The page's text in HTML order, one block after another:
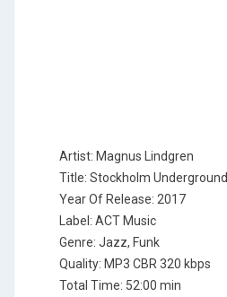
Artist: Magnus Lindgren
Title: Stockholm Underground
Year Of Release: 2017
Label: ACT Music
Genre: Jazz, Funk
Quality: MP3 CBR 320 kbps
Total Time: 52:00 min